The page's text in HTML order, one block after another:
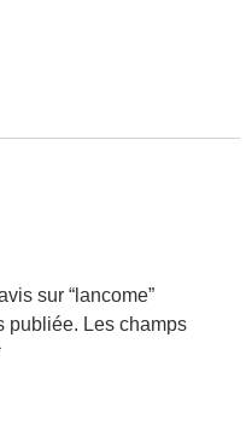
sur “lancome”
publiée. Les champs